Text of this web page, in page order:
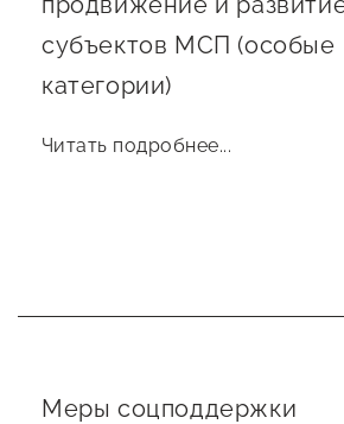
субъектов МСП (особые
категории)
Читать подробнее...
Меры соцподдержки